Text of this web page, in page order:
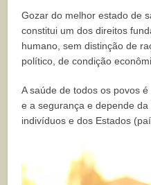
Gozar do melhor estado de
constitui um dos direitos
humano, sem distinção de
político, de condição
A saúde de todos os povos
e a segurança e depende
indivíduos e dos Estados